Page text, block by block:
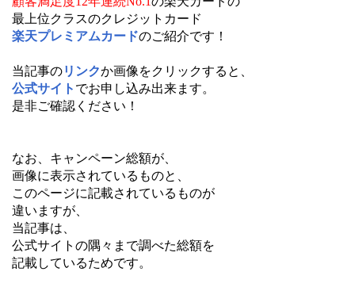
最上位クラスのクレジットカード
楽天プレミアムカードのご紹介です！
当記事のリンクか画像をクリックすると、
公式サイト でお申し込み出来ます。
是非ご確認ください！
なお、キャンペーン総額が、
画像に表示されているものと、
このページに記載されているものが
違いますが、
当記事は、
公式サイトの隅々まで調べた総額を
記載しているためです。